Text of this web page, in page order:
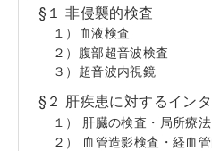
§１ 非侵襲的検査
１）血液検査
２）腹部超音波検査
３）超音波内視鏡
§２ 肝疾患に対するイン
１） 肝臓の検査・局所療法
２） 血管造影検査・経血